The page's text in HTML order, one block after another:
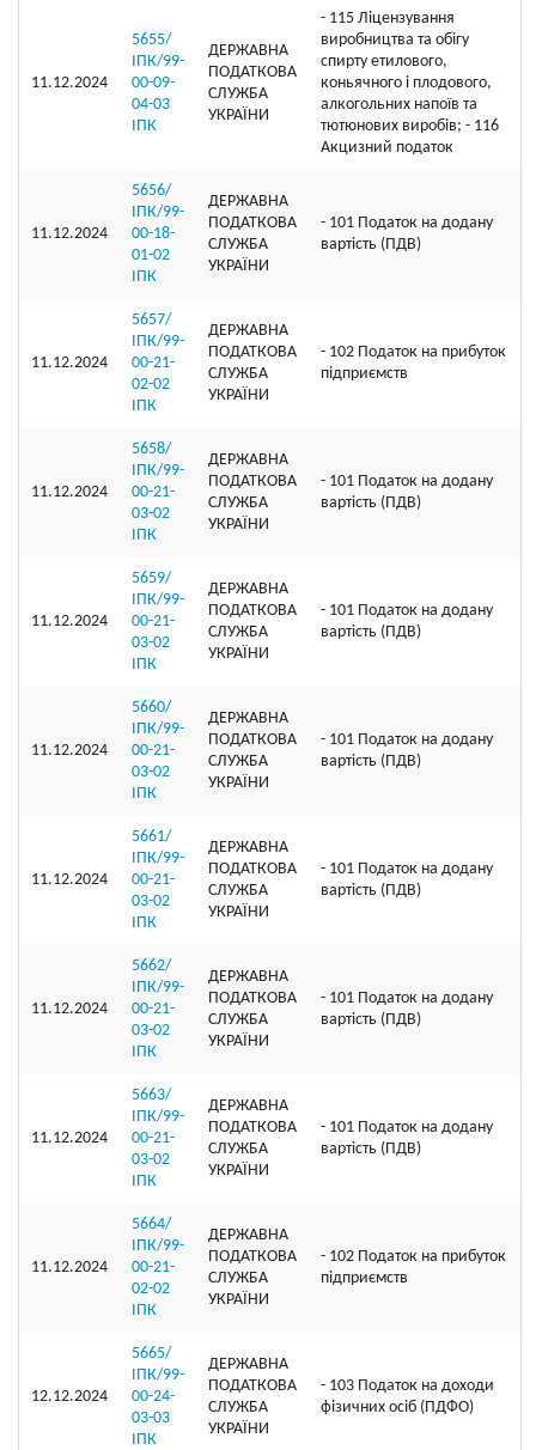
11.12.2024
5655/
ІПК/99-
00-09-
04-03
ІПК
ДЕРЖАВНА
ПОДАТКОВА
СЛУЖБА
УКРАЇНИ
- 115 Ліцензування
виробництва та обігу
спирту етилового,
коньячного і плодового,
алкогольних напоїв та
тютюнових виробів; - 116
Акцизний податок
11.12.2024
5656/
ІПК/99-
00-18-
01-02
ІПК
ДЕРЖАВНА
ПОДАТКОВА
СЛУЖБА
УКРАЇНИ
- 101 Податок на додану
вартість (ПДВ)
11.12.2024
5657/
ІПК/99-
00-21-
02-02
ІПК
ДЕРЖАВНА
ПОДАТКОВА
СЛУЖБА
УКРАЇНИ
- 102 Податок на прибуток
підприємств
11.12.2024
5658/
ІПК/99-
00-21-
03-02
ІПК
ДЕРЖАВНА
ПОДАТКОВА
СЛУЖБА
УКРАЇНИ
- 101 Податок на додану
вартість (ПДВ)
11.12.2024
5659/
ІПК/99-
00-21-
03-02
ІПК
ДЕРЖАВНА
ПОДАТКОВА
СЛУЖБА
УКРАЇНИ
- 101 Податок на додану
вартість (ПДВ)
11.12.2024
5660/
ІПК/99-
00-21-
03-02
ІПК
ДЕРЖАВНА
ПОДАТКОВА
СЛУЖБА
УКРАЇНИ
- 101 Податок на додану
вартість (ПДВ)
11.12.2024
5661/
ІПК/99-
00-21-
03-02
ІПК
ДЕРЖАВНА
ПОДАТКОВА
СЛУЖБА
УКРАЇНИ
- 101 Податок на додану
вартість (ПДВ)
11.12.2024
5662/
ІПК/99-
00-21-
03-02
ІПК
ДЕРЖАВНА
ПОДАТКОВА
СЛУЖБА
УКРАЇНИ
- 101 Податок на додану
вартість (ПДВ)
11.12.2024
5663/
ІПК/99-
00-21-
03-02
ІПК
ДЕРЖАВНА
ПОДАТКОВА
СЛУЖБА
УКРАЇНИ
- 101 Податок на додану
вартість (ПДВ)
11.12.2024
5664/
ІПК/99-
00-21-
02-02
ІПК
ДЕРЖАВНА
ПОДАТКОВА
СЛУЖБА
УКРАЇНИ
- 102 Податок на прибуток
підприємств
12.12.2024
5665/
ІПК/99-
00-24-
03-03
ІПК
ДЕРЖАВНА
ПОДАТКОВА
СЛУЖБА
УКРАЇНИ
- 103 Податок на доходи
фізичних осіб (ПДФО)